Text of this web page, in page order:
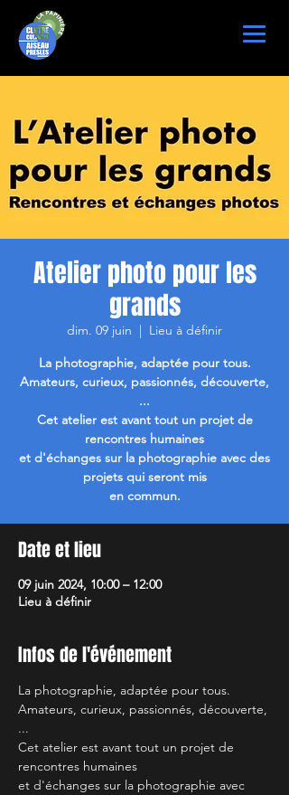
Atelier photo pour les
grands
dim. 09 juin
  |
Lieu à définir
La photographie, adaptée pour tous.
Amateurs, curieux, passionnés, découverte,
...
Cet atelier est avant tout un projet de
rencontres humaines
et d'échanges sur la photographie avec des
projets qui seront mis
en commun.
Date et lieu
09 juin 2024, 10:00 – 12:00
Lieu à définir
Infos de l'événement
La photographie, adaptée pour tous.
Amateurs, curieux, passionnés, découverte,
...
Cet atelier est avant tout un projet de
rencontres humaines
et d'échanges sur la photographie avec